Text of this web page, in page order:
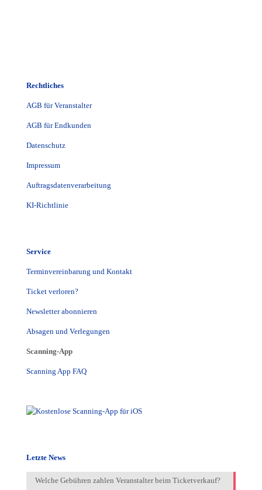
Rechtliches
AGB für Veranstalter
AGB für Endkunden
Datenschutz
Impressum
Auftragsdatenverarbeitung
KI-Richtlinie
Service
Terminvereinbarung und Kontakt
Ticket verloren?
Newsletter abonnieren
Absagen und Verlegungen
Scanning-App
Scanning App FAQ
Letzte News
Welche Gebühren zahlen Veranstalter beim Ticketverkauf?